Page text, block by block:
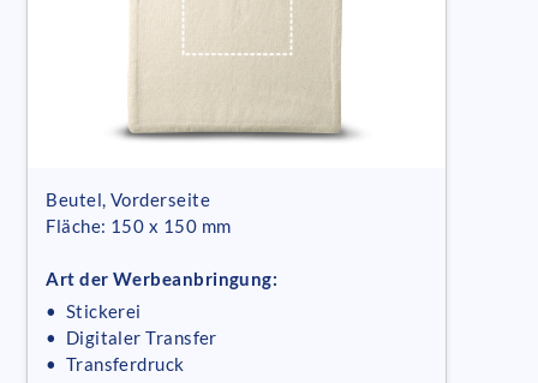
Beutel, Vorderseite
Fläche: 150 x 150 mm
Art der Werbeanbringung:
• Stickerei
• Digitaler Transfer
• Transferdruck